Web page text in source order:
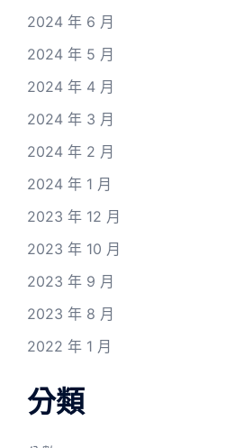
2024 年 6 月
2024 年 5 月
2024 年 4 月
2024 年 3 月
2024 年 2 月
2024 年 1 月
2023 年 12 月
2023 年 10 月
2023 年 9 月
2023 年 8 月
2022 年 1 月
分類